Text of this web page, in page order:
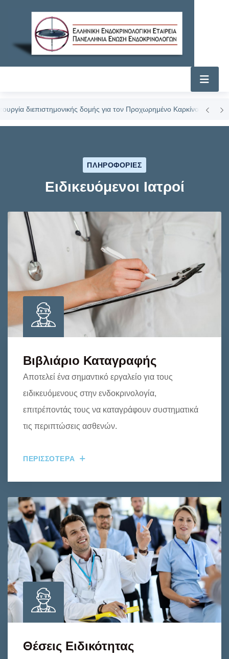
δομής για τον Προχωρημένο Καρκίνο Θυρεοειδούς στο
ΠΛΗΡΟΦΟΡΙΕΣ
Ειδικευόμενοι Ιατροί
Βιβλιάριο Καταγραφής
Αποτελεί ένα σημαντικό εργαλείο για τους
ειδικευόμενους στην ενδοκρινολογία,
επιτρέποντάς τους να καταγράφουν συστηματικά
τις περιπτώσεις ασθενών.
ΠΕΡΙΣΣΟΤΕΡΑ
Θέσεις Ειδικότητας